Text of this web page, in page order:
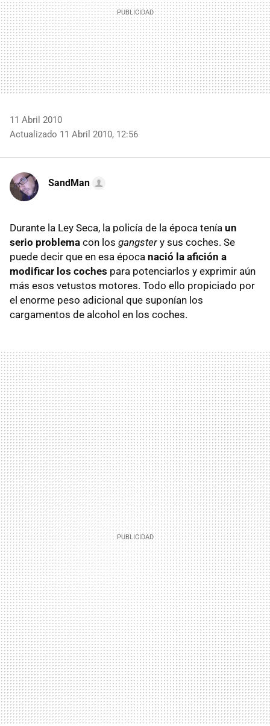
11 Abril 2010
Actualizado 11 Abril 2010, 12:56
SandMan
Durante la Ley Seca, la policía de la época tenía un
serio problema con los gangster y sus coches. Se
puede decir que en esa época nació la afición a
modificar los coches para potenciarlos y exprimir aún
más esos vetustos motores. Todo ello propiciado por
el enorme peso adicional que suponían los
cargamentos de alcohol en los coches.